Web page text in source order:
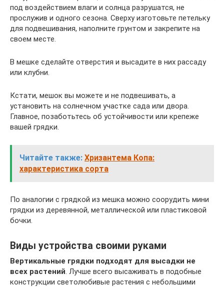
под воздействием влаги и солнца разрушатся, не
прослужив и одного сезона. Сверху изготовьте петельку
для подвешивания, наполните грунтом и закрепите на
своем месте.
В мешке сделайте отверстия и высадите в них рассаду
или клубни.
Кстати, мешок вы можете и не подвешивать, а
установить на солнечном участке сада или двора.
Главное, позаботьтесь об устойчивости или крепеже
вашей грядки.
Читайте также: Хризантема Копа:
характеристика сорта
По аналогии с грядкой из мешка можно соорудить мини
грядки из деревянной, металлической или пластиковой
бочки.
Виды устройства своими руками
Вертикальные грядки подходят для высадки не
всех растений . Лучше всего высаживать в подобные
конструкции светолюбивые растения с небольшими